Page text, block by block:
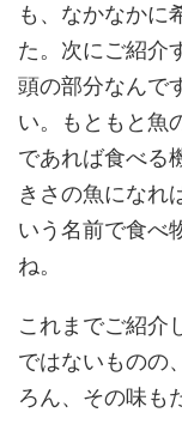
も、なかなかに
た。次にご紹介
頭の部分なんで
い。もともと魚
であれば食べる
きさの魚になれ
いう名前で食べ
ね。
これまでご紹介
ではないものの
ろん、その味も